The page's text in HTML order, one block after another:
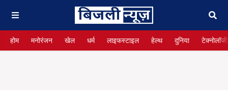
होम मनोरंजन खेल धर्म लाइफस्टाइल हेल्थ दुनिया टेक्नोलॉजी